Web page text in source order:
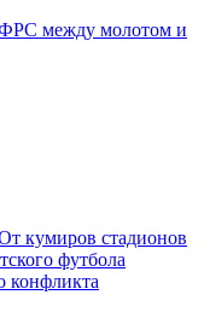
между молотом и
кумиров стадионов
футбола
конфликта